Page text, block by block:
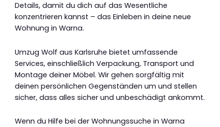
Details, damit du dich auf das Wesentliche
konzentrieren kannst – das Einleben in deine neue
Wohnung in Warna.
Umzug Wolf aus Karlsruhe bietet umfassende
Services, einschließlich Verpackung, Transport und
Montage deiner Möbel. Wir gehen sorgfältig mit
deinen persönlichen Gegenständen um und stellen
sicher, dass alles sicher und unbeschädigt ankommt.
Wenn du Hilfe bei der Wohnungssuche in Warna